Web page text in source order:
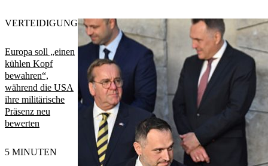
Europa soll „einen
kühlen Kopf
bewahren“,
während die USA
ihre militärische
Präsenz neu
bewerten
VERTEIDIGUNG
5 MINUTEN